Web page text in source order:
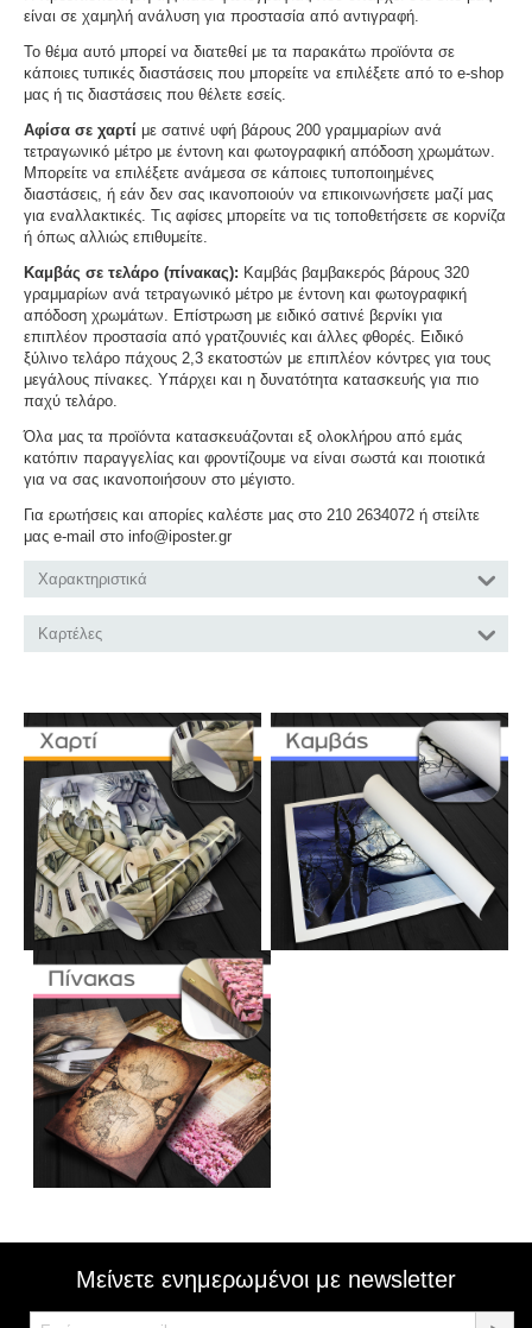
είναι σε χαμηλή ανάλυση για προστασία από αντιγραφή.
Το θέμα αυτό μπορεί να διατεθεί με τα παρακάτω προϊόντα σε
κάποιες τυπικές διαστάσεις που μπορείτε να επιλέξετε από το e-shop
μας ή τις διαστάσεις που θέλετε εσείς.
Αφίσα σε χαρτί με σατινέ υφή βάρους 200 γραμμαρίων ανά
τετραγωνικό μέτρο με έντονη και φωτογραφική απόδοση χρωμάτων.
Μπορείτε να επιλέξετε ανάμεσα σε κάποιες τυποποιημένες
διαστάσεις, ή εάν δεν σας ικανοποιούν να επικοινωνήσετε μαζί μας
για εναλλακτικές. Τις αφίσες μπορείτε να τις τοποθετήσετε σε κορνίζα
ή όπως αλλιώς επιθυμείτε.
Καμβάς σε τελάρο (πίνακας): Καμβάς βαμβακερός βάρους 320
γραμμαρίων ανά τετραγωνικό μέτρο με έντονη και φωτογραφική
απόδοση χρωμάτων. Επίστρωση με ειδικό σατινέ βερνίκι για
επιπλέον προστασία από γρατζουνιές και άλλες φθορές. Ειδικό
ξύλινο τελάρο πάχους 2,3 εκατοστών με επιπλέον κόντρες για τους
μεγάλους πίνακες. Υπάρχει και η δυνατότητα κατασκευής για πιο
παχύ τελάρο.
Όλα μας τα προϊόντα κατασκευάζονται εξ ολοκλήρου από εμάς
κατόπιν παραγγελίας και φροντίζουμε να είναι σωστά και ποιοτικά
για να σας ικανοποιήσουν στο μέγιστο.
Για ερωτήσεις και απορίες καλέστε μας στο 210 2634072 ή στείλτε
μας e-mail στο info@iposter.gr
Χαρακτηριστικά
Καρτέλες
Μείνετε ενημερωμένοι με newsletter